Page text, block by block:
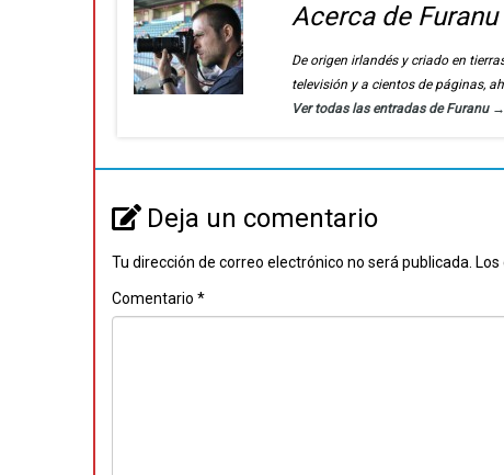
Acerca de Furanu
De origen irlandés y criado en
televisión y a cientos de páginas,
Ver todas las entradas de Furanu →
Deja un comentario
Tu dirección de correo electrónico no será publicada.
Comentario *